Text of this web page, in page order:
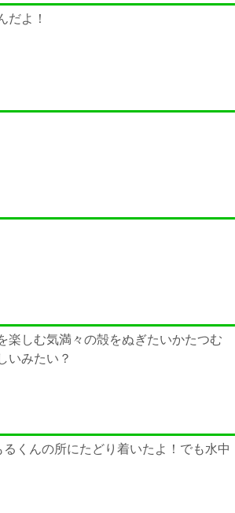
だよ！
楽しむ気満々の殻をぬぎたいかたつむ
いみたい？
くんの所にたどり着いたよ！でも水中